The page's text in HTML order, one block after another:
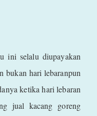
ini selalu diupayakan
bukan hari lebaranpun
ketika hari lebaran
jual kacang goreng